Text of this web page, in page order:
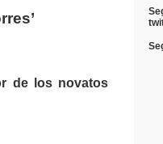
de los novatos